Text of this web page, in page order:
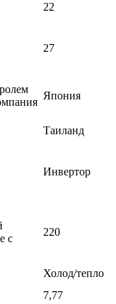
22
27
Япония
Таиланд
Инвертор
с
220
Холод/тепло
7,77